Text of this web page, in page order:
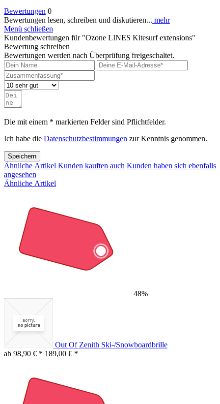
Bewertungen 0
Bewertungen lesen, schreiben und diskutieren... mehr
Menü schließen
Kundenbewertungen für "Ozone LINES Kitesurf extensions"
Bewertung schreiben
Bewertungen werden nach Überprüfung freigeschaltet.
Die mit einem * markierten Felder sind Pflichtfelder.
Ich habe die Datenschutzbestimmungen zur Kenntnis genommen.
Speichern
Ähnliche Artikel Kunden kauften auch Kunden haben sich ebenfalls
angesehen
Ähnliche Artikel
48%
Out Of Zenith Ski-/Snowboardbrille
ab 98,90 € * 189,00 € *